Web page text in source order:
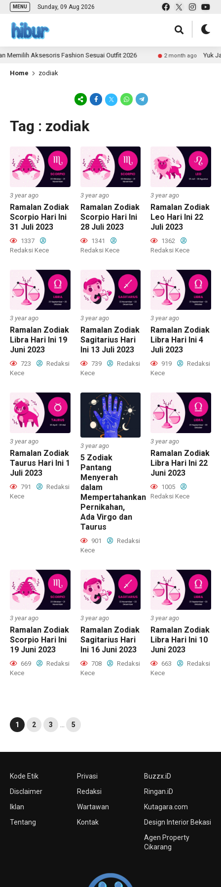
MENU Sunday, 09 Aug 2026
Aksesoris Fashion Sesuai Outfit 2026 2 month ago Yuk Jadi
Home zodiak
Tag : zodiak
3 year ago
Ramalan Zodiak
Scorpio Hari Ini
31 Juli 2023
1337
Redaksi Kece
3 year ago
Ramalan Zodiak
Scorpio Hari Ini
28 Juli 2023
1341
Redaksi Kece
3 year ago
Ramalan Zodiak
Leo Hari Ini 22
Juli 2023
1362
Redaksi Kece
3 year ago
Ramalan Zodiak
Libra Hari Ini 19
Juni 2023
723
Redaksi
Kece
3 year ago
Ramalan Zodiak
Sagitarius Hari
Ini 13 Juli 2023
739
Redaksi
Kece
3 year ago
Ramalan Zodiak
Libra Hari Ini 4
Juli 2023
919
Redaksi
Kece
3 year ago
Ramalan Zodiak
Taurus Hari Ini 1
Juli 2023
791
Redaksi
Kece
3 year ago
5 Zodiak
Pantang
Menyerah
dalam
Mempertahankan
Pernikahan,
Ada Virgo dan
Taurus
901
Redaksi
Kece
3 year ago
Ramalan Zodiak
Libra Hari Ini 22
Juni 2023
1005
Redaksi Kece
3 year ago
Ramalan Zodiak
Scorpio Hari Ini
19 Juni 2023
669
Redaksi
Kece
3 year ago
Ramalan Zodiak
Sagitarius Hari
Ini 16 Juni 2023
708
Redaksi
Kece
3 year ago
Ramalan Zodiak
Libra Hari Ini 10
Juni 2023
663
Redaksi
Kece
1 2 3 5
Kode Etik
Disclaimer
Iklan
Tentang
Privasi
Redaksi
Wartawan
Kontak
Buzzx.iD
Ringan.iD
Kutagara.com
Design Interior Bekasi
Agen Property
Cikarang